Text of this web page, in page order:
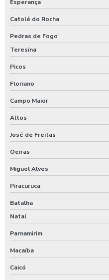
Esperança
Catolé do Rocha
Pedras de Fogo
Teresina
Picos
Floriano
Campo Maior
Altos
José de Freitas
Oeiras
Miguel Alves
Piracuruca
Batalha
Natal
Parnamirim
Macaíba
Caicó